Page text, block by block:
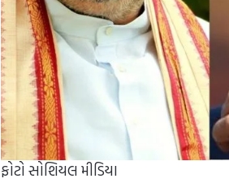
ફોટો સોશિયલ મીડિયા